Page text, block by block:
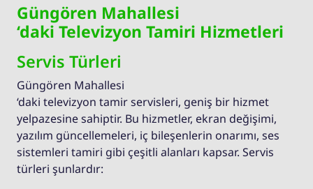
Güngören Mahallesi
‘daki Televizyon Tamiri Hizmetleri
Servis Türleri
Güngören Mahallesi
‘daki televizyon tamir servisleri, geniş bir hizmet
yelpazesine sahiptir. Bu hizmetler, ekran değişimi,
yazılım güncellemeleri, iç bileşenlerin onarımı, ses
sistemleri tamiri gibi çeşitli alanları kapsar. Servis
türleri şunlardır: